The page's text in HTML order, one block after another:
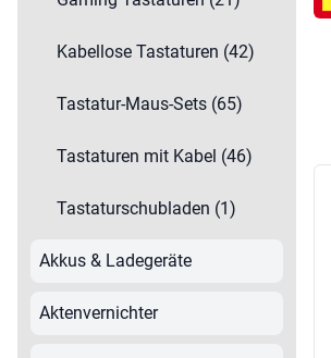
Foto & Camcorder
Kassensysteme & Geldzählsysteme
Laminieren
Mobiltelefone
Monitore
Navigation
Kabellose Tastaturen (42)
Tastatur-Maus-Sets (65)
Tastaturen mit Kabel (46)
Tastaturschubladen (1)
Akkus & Ladegeräte
Aktenvernichter